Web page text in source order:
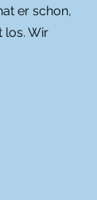
er schon,
los. Wir